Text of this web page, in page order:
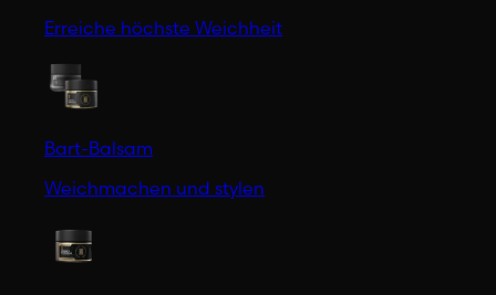
Erreiche höchste Weichheit
Bart-Balsam
Weichmachen und stylen